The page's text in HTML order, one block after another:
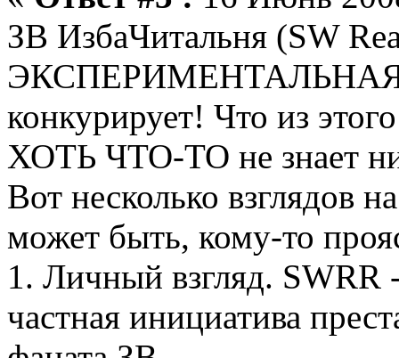
ЗВ ИзбаЧитальня (SW
ЭКСПЕРИМЕНТАЛЬНАЯ
конкурирует! Что из
ХОТЬ ЧТО-ТО не знает
Вот несколько взглядов
может быть, кому-то
1. Личный взгляд. SWRR
частная инициатива